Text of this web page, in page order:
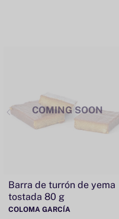
COMING SOON
Barra de turrón de yema
tostada 80 g
COLOMA GARCÍA